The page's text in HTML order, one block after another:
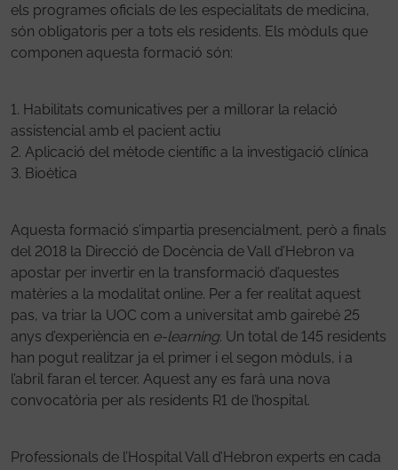
els programes oficials de les especialitats de medicina,
són obligatoris per a tots els residents. Els mòduls que
componen aquesta formació són:
1. Habilitats comunicatives per a millorar la relació
assistencial amb el pacient actiu
2. Aplicació del mètode científic a la investigació clínica
3. Bioètica
Aquesta formació s’impartia presencialment, però a finals
del 2018 la Direcció de Docència de Vall d’Hebron va
apostar per invertir en la transformació d’aquestes
matèries a la modalitat online. Per a fer realitat aquest
pas, va triar la UOC com a universitat amb gairebé 25
anys d’experiència en e-learning. Un total de 145 residents
han pogut realitzar ja el primer i el segon mòduls, i a
l’abril faran el tercer. Aquest any es farà una nova
convocatòria per als residents R1 de l’hospital.
Professionals de l’Hospital Vall d’Hebron experts en cada